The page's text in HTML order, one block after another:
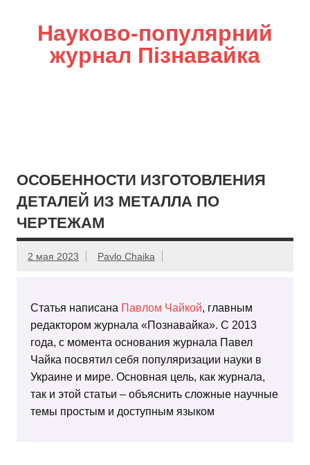
Науково-популярний
журнал Пізнавайка
ОСОБЕННОСТИ ИЗГОТОВЛЕНИЯ
ДЕТАЛЕЙ ИЗ МЕТАЛЛА ПО
ЧЕРТЕЖАМ
2 мая 2023 Pavlo Chaika
Статья написана Павлом Чайкой, главным
редактором журнала «Познавайка». С 2013
года, с момента основания журнала Павел
Чайка посвятил себя популяризации науки в
Украине и мире. Основная цель, как журнала,
так и этой статьи – объяснить сложные научные
темы простым и доступным языком